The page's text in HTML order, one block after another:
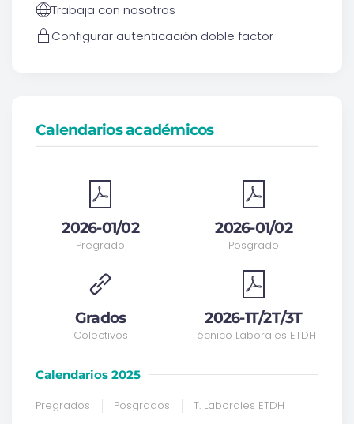
Trabaja con nosotros
Configurar autenticación doble factor
Calendarios académicos
2026-01/02
Pregrado
Grados
Colectivos
2026-01/02
Posgrado
2026-1T/2T/3T
Técnico Laborales ETDH
Calendarios 2025
Pregrados Posgrados T. Laborales ETDH